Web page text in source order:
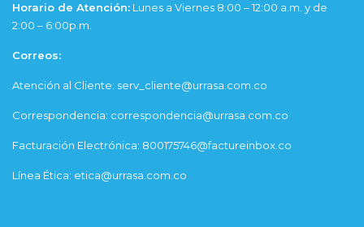
Horario de Atención: Lunes a Viernes 8:00 – 12:00 a.m. y de
2:00 – 6:00p.m.
Correos:
Atención al Cliente: serv_cliente@urrasa.com.co
Correspondencia: correspondencia@urrasa.com.co
Facturación Electrónica: 800175746@factureinbox.co
Línea Ética: etica@urrasa.com.co